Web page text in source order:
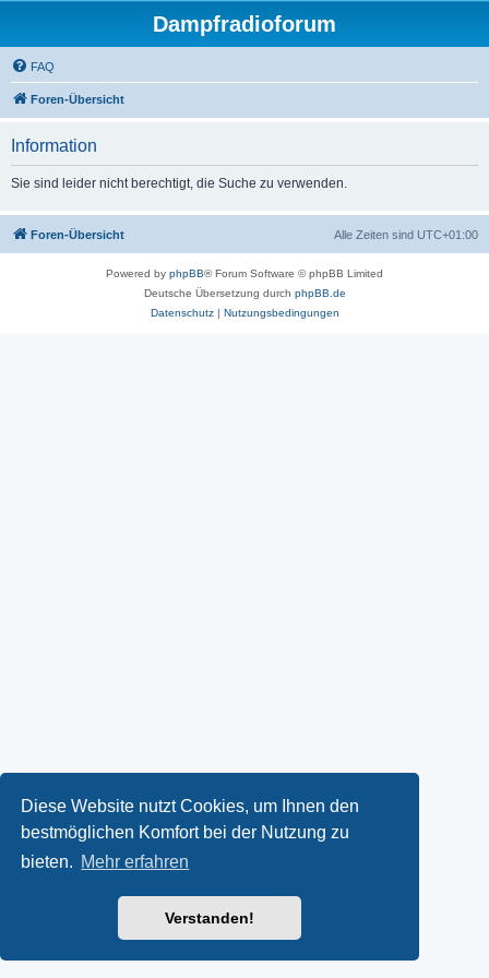
Diese Website nutzt Cookies, um Ihnen den
bestmöglichen Komfort bei der Nutzung zu
bieten. Mehr erfahren
Verstanden!
Dampfradioforum
FAQ
Foren-Übersicht
Information
Sie sind leider nicht berechtigt, die Suche zu verwenden.
Foren-Übersicht Alle Zeiten sind UTC+01:00
Powered by phpBB® Forum Software © phpBB Limited
Deutsche Übersetzung durch phpBB.de
Datenschutz| Nutzungsbedingungen